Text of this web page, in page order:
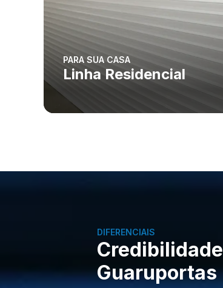
PARA SUA CASA
Linha Residencial
DIFERENCIAIS
Credibilidade
Guaruportas